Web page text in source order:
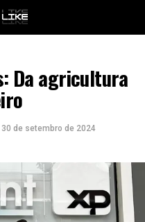
Da agricultura
30 de setembro de 2024